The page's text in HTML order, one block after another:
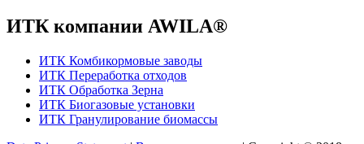
ИТК компании AWILA®
ИТК Комбикормовые заводы
ИТК Переработка отходов
ИТК Обработка Зерна
ИТК Биогазовые установки
ИТК Гранулирование биомассы